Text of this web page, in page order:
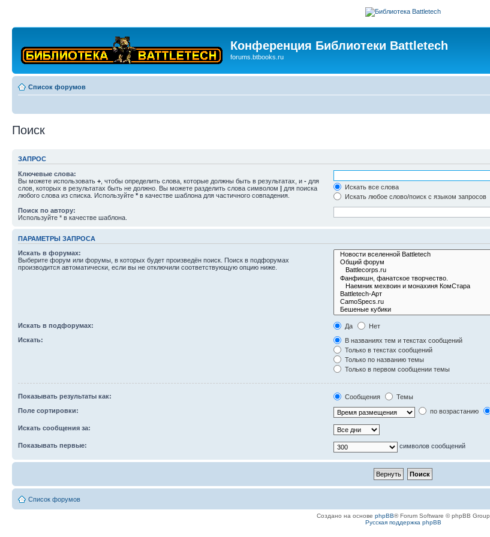
Конференция Библиотеки Battletech
forums.btbooks.ru
Список форумов
Поиск
ЗАПРОС
Ключевые слова:
Вы можете использовать + , чтобы определить слова, которые должны быть в результатах, и - для
слов, которых в результатах быть не должно. Вы можете разделить слова символом | для поиска
любого слова из списка. Используйте * в качестве шаблона для частичного совпадения.
Искать все слова
Искать любое слово/поиск с языком запросов
Поиск по автору:
Используйте * в качестве шаблона.
ПАРАМЕТРЫ ЗАПРОСА
Искать в форумах:
Выберите форум или форумы, в которых будет произведён поиск. Поиск в подфорумах
производится автоматически, если вы не отключили соответствующую опцию ниже.
Искать в подфорумах: Да
Нет
Искать:
В названиях тем и текстах сообщений
Только в текстах сообщений
Только по названию темы
Только в первом сообщении темы
Показывать результаты как: Сообщения
Темы
Поле сортировки:
по возрастанию
Искать сообщения за:
Показывать первые: символов сообщений
Список форумов
Создано на основе phpBB® Forum Software © phpBB Group
Русская поддержка phpBB